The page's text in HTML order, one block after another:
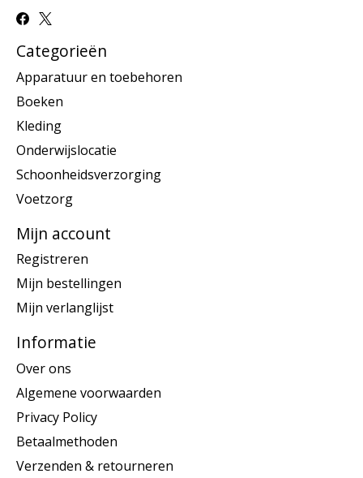
Categorieën
Apparatuur en toebehoren
Boeken
Kleding
Onderwijslocatie
Schoonheidsverzorging
Voetzorg
Mijn account
Registreren
Mijn bestellingen
Mijn verlanglijst
Informatie
Over ons
Algemene voorwaarden
Privacy Policy
Betaalmethoden
Verzenden & retourneren